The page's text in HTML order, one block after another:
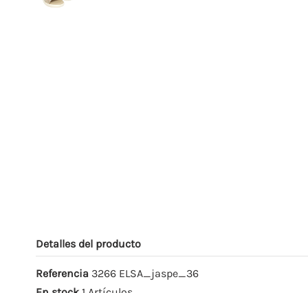
Detalles del producto
Referencia 3266 ELSA_jaspe_36